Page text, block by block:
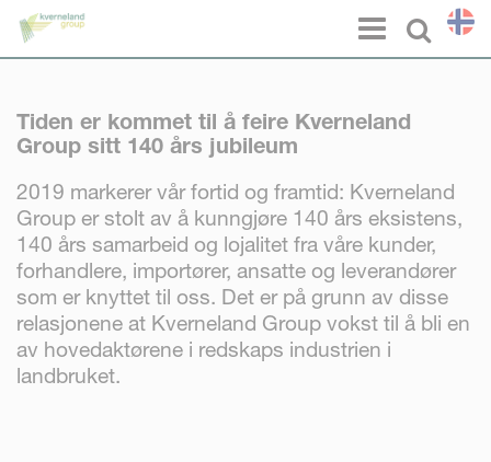
Select
Menu
Tiden er kommet til å feire Kverneland
Group sitt 140 års jubileum
2019 markerer vår fortid og framtid: Kverneland
Group er stolt av å kunngjøre 140 års eksistens,
140 års samarbeid og lojalitet fra våre kunder,
forhandlere, importører, ansatte og leverandører
som er knyttet til oss. Det er på grunn av disse
relasjonene at Kverneland Group vokst til å bli en
av hovedaktørene i redskaps industrien i
landbruket.
Panel for informasjonskapsler